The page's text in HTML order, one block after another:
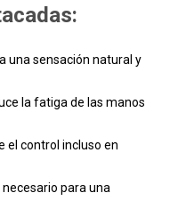
una sensación natural y
la fatiga de las manos
el control incluso en
para una